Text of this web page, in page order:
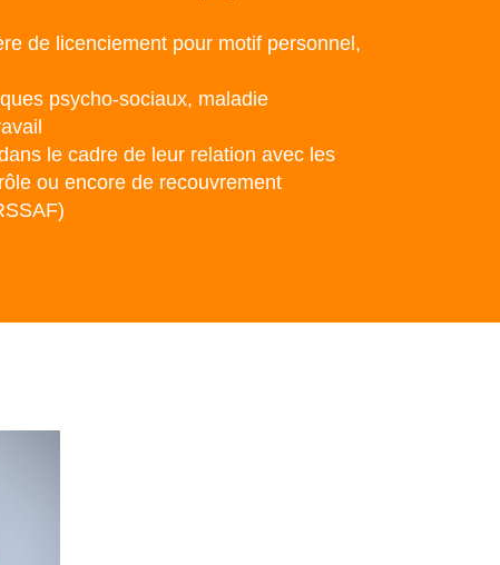
de licenciement pour motif personnel,
psycho-sociaux, maladie
le cadre de leur relation avec les
ou encore de recouvrement